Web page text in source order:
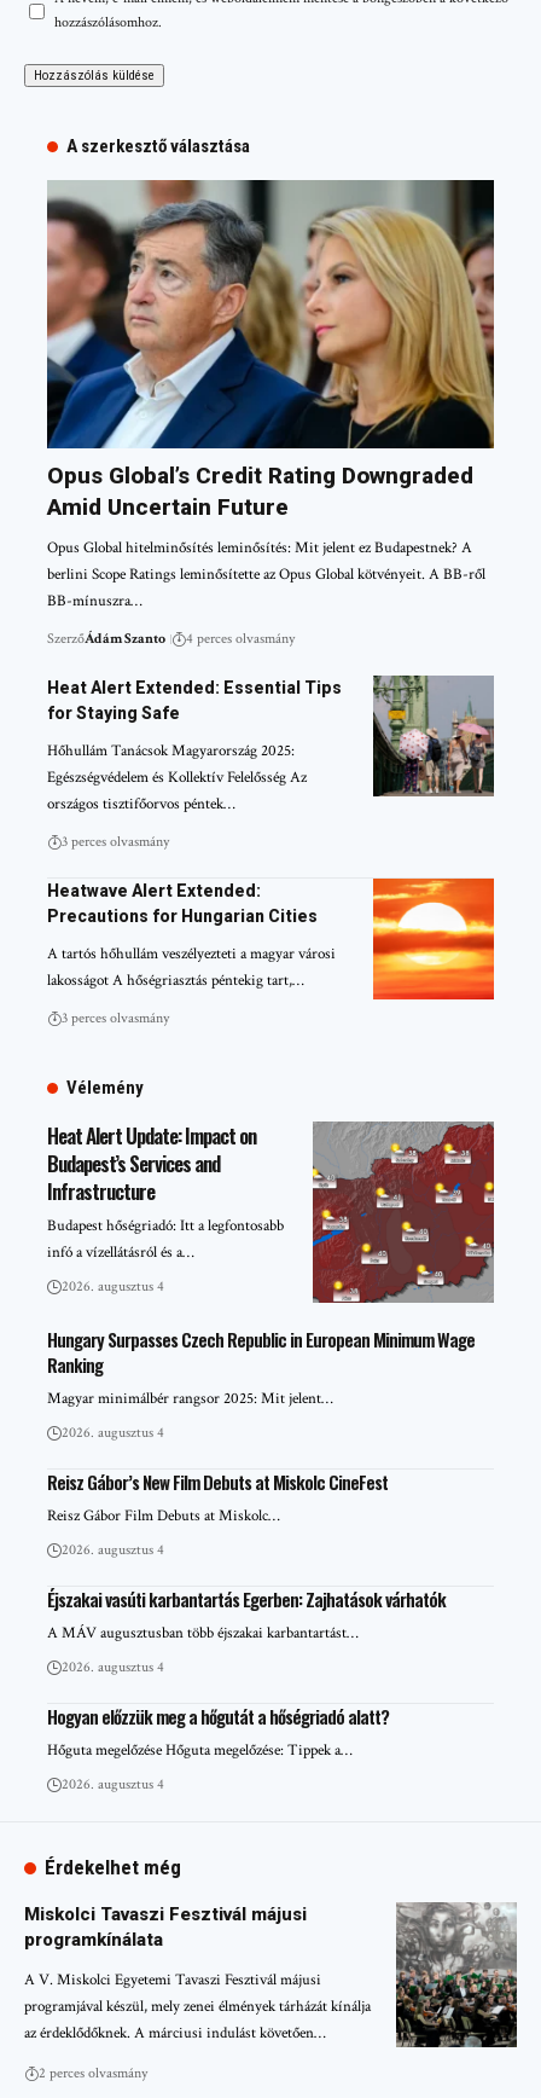
hozzászólásomhoz.
A szerkesztő választása
Opus Global’s Credit Rating Downgraded
Amid Uncertain Future
Opus Global hitelminősítés leminősítés: Mit jelent ez Budapestnek? A
berlini Scope Ratings leminősítette az Opus Global kötvényeit. A BB-ről
BB-mínuszra…
SzerzőÁdám Szanto 4 perces olvasmány
Heat Alert Extended: Essential Tips
for Staying Safe
Hőhullám Tanácsok Magyarország 2025:
Egészségvédelem és Kollektív Felelősség Az
országos tisztifőorvos péntek…
3 perces olvasmány
Heatwave Alert Extended:
Precautions for Hungarian Cities
A tartós hőhullám veszélyezteti a magyar városi
lakosságot A hőségriasztás péntekig tart,…
3 perces olvasmány
Vélemény
Heat Alert Update: Impact on
Budapest’s Services and
Infrastructure
Budapest hőségriadó: Itt a legfontosabb
infó a vízellátásról és a…
2026. augusztus 4
Hungary Surpasses Czech Republic in European Minimum Wage
Ranking
Magyar minimálbér rangsor 2025: Mit jelent…
2026. augusztus 4
Reisz Gábor’s New Film Debuts at Miskolc CineFest
Reisz Gábor Film Debuts at Miskolc…
2026. augusztus 4
Éjszakai vasúti karbantartás Egerben: Zajhatások várhatók
A MÁV augusztusban több éjszakai karbantartást…
2026. augusztus 4
Hogyan előzzük meg a hőgutát a hőségriadó alatt?
Hőguta megelőzése Hőguta megelőzése: Tippek a…
2026. augusztus 4
Érdekelhet még
Miskolci Tavaszi Fesztivál májusi
programkínálata
A V. Miskolci Egyetemi Tavaszi Fesztivál májusi
programjával készül, mely zenei élmények tárházát kínálja
az érdeklődőknek. A márciusi indulást követően…
2 perces olvasmány